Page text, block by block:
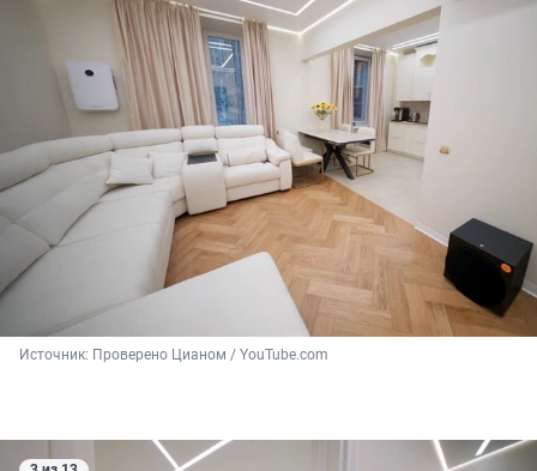
Источник: Проверено Цианом / YouTube.com